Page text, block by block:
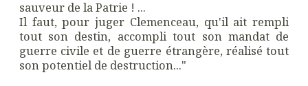
sauveur de la Patrie ! ...
Il faut, pour juger Clemenceau, qu'il ait rempli
tout son destin, accompli tout son mandat de
guerre civile et de guerre étrangère, réalisé tout
son potentiel de destruction..."